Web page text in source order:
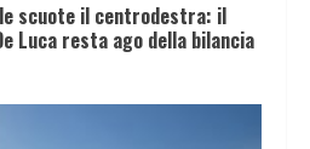
scuote il centrodestra: il
Luca resta ago della bilancia